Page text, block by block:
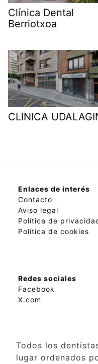
Clínica Dental
Berriotxoa
CLINICA
Enlaces de interés
Contacto
Aviso legal
Política de
Política de cookies
Redes sociales
Facebook
X.com
Todos los
lugar ordenados